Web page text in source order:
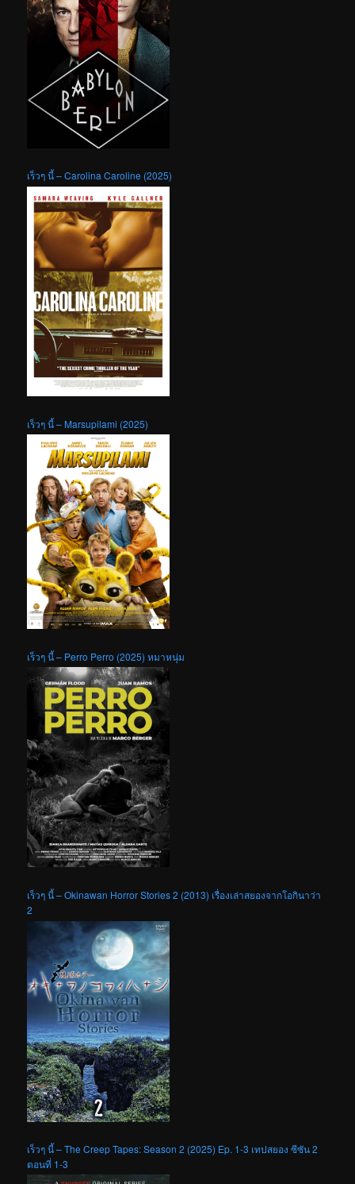
เร็วๆ นี้ – Carolina Caroline (2025)
เร็วๆ นี้ – Marsupilami (2025)
เร็วๆ นี้ – Perro Perro (2025) หมาหนุ่ม
เร็วๆ นี้ – Okinawan Horror Stories 2 (2013) เรื่องเล่าสยองจากโอกินาว่า
2
เร็วๆ นี้ – The Creep Tapes: Season 2 (2025) Ep. 1-3 เทปสยอง ซีซัน 2
ตอนที่ 1-3